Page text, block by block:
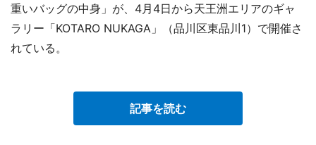
重いバッグの中身」が、4月4日から天王洲エリアのギャ
ラリー「KOTARO NUKAGA」（品川区東品川1）で開催さ
れている。
記事を読む